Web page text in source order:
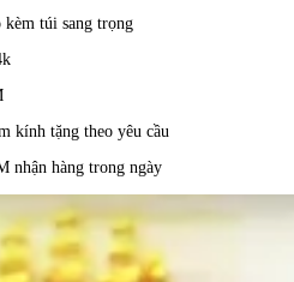
kèm túi sang trọng
kính tặng theo yêu cầu
nhận hàng trong ngày